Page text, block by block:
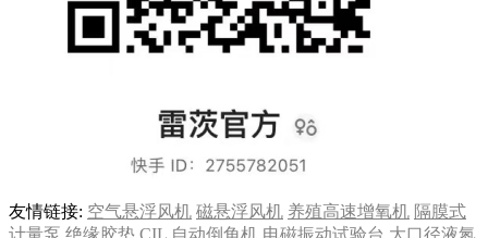
友情链接: 空气悬浮风机 磁悬浮风机 养殖高速增氧机 隔膜式
计量泵 绝缘胶垫 CIL 自动倒角机 电磁振动试验台 大口径液氮